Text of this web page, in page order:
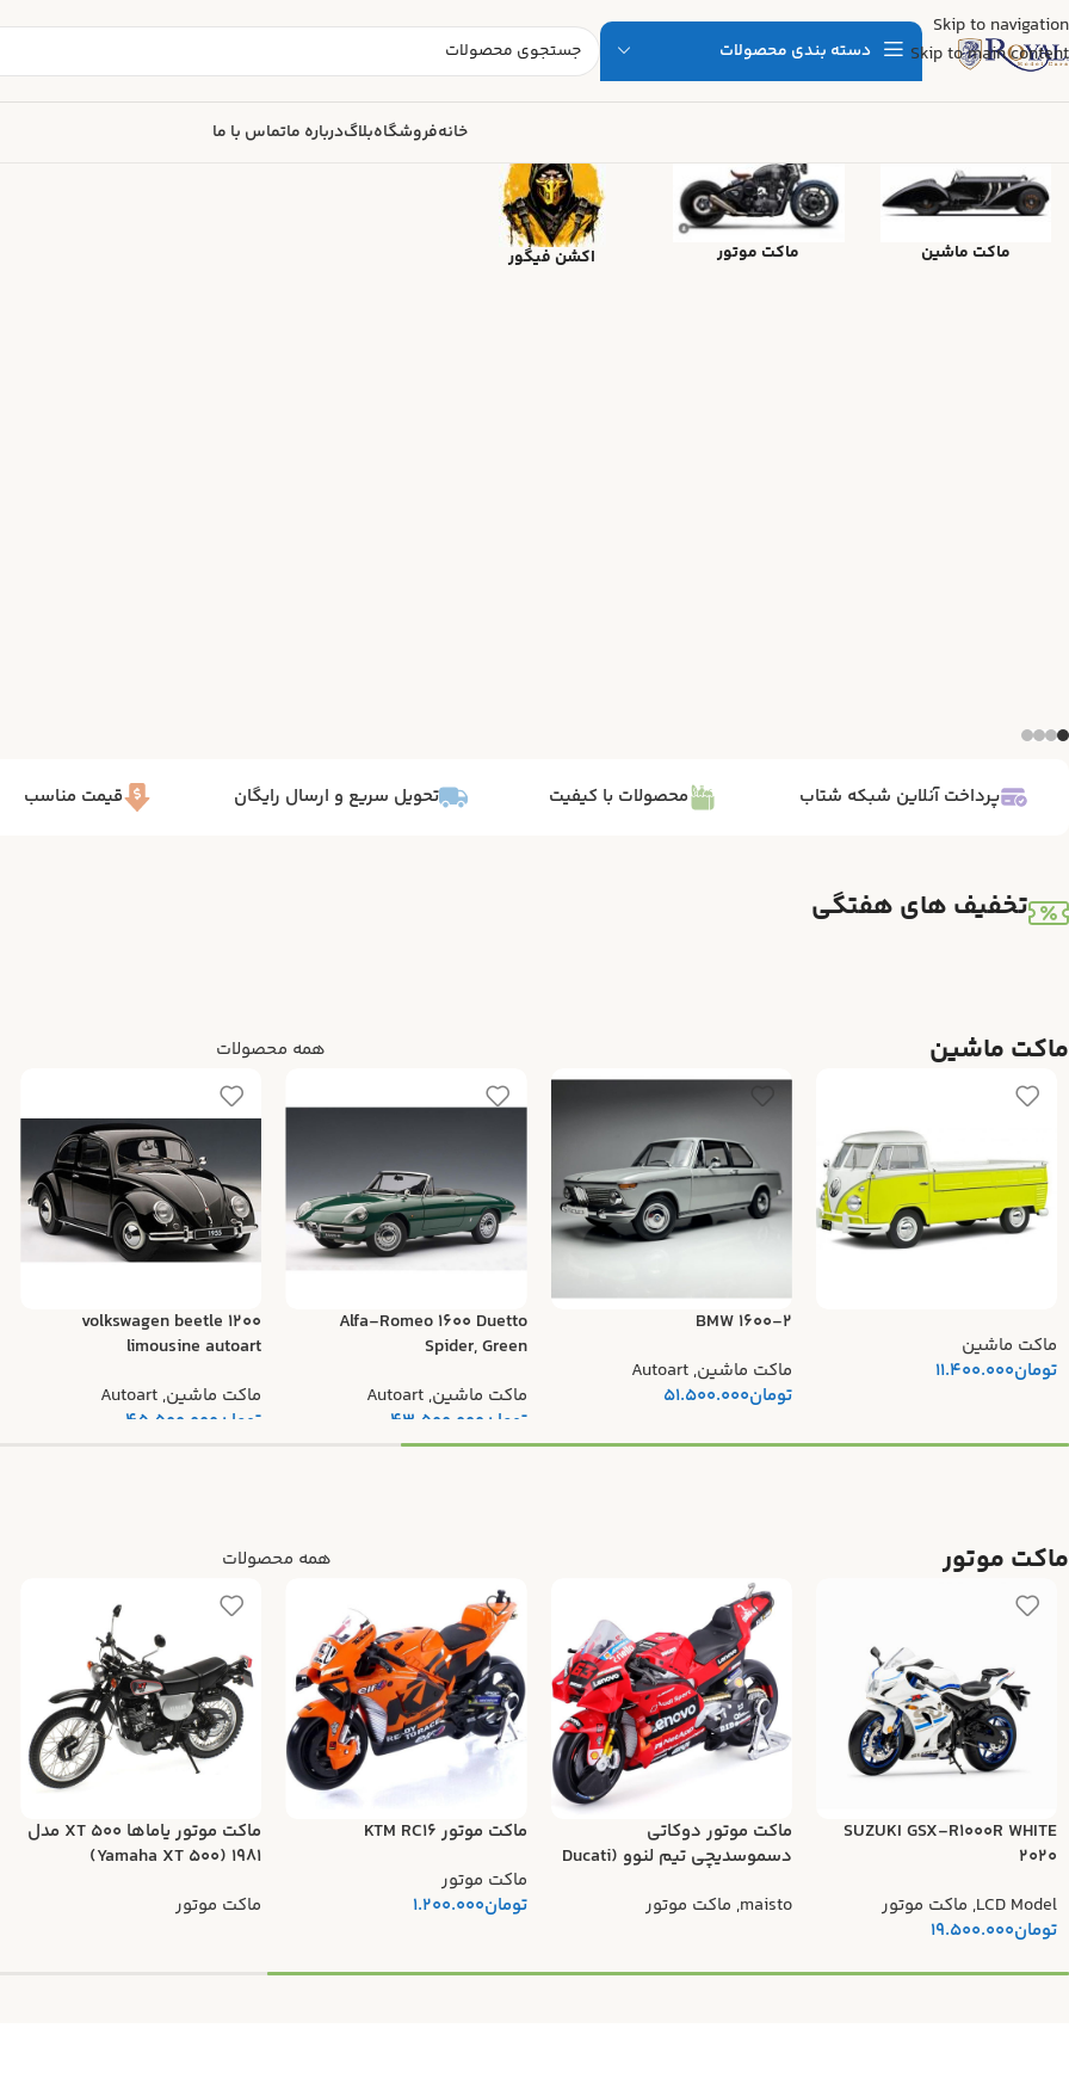
Skip to navigation
Skip to main content
دسته بندی محصولات
خانهفروشگاهبلاگدرباره ماتماس با ما
ماکت ماشین ماکت موتور اکشن فیگور
قیمت مناسب تحویل سریع و ارسال رایگان محصولات با کیفیت پرداخت آنلاین شبکه شتاب
تخفیف های هفتگی
ماکت ماشین همه محصولات
ماکت ماشین
تومان11.400.000
BMW 1600-2
ماکت ماشین,
Autoart
تومان51.500.000
Alfa-Romeo 1600 Duetto
Spider, Green
ماکت ماشین,
Autoart
تومان 43.500.000
volkswagen beetle 1200
limousine autoart
ماکت ماشین,
Autoart
تومان 45.500.000
ماکت موتور همه محصولات
SUZUKI GSX-R1000R WHITE
2020
LCD Model
, ماکت موتور
تومان19.500.000
ماکت موتور دوکاتی
دسموسدیچی تیم لنوو (Ducati
maisto
, ماکت موتور
ماکت موتور KTM RC16
ماکت موتور
تومان1.200.000
ماکت موتور یاماها XT 500 مدل
۱۹۸۱ (Yamaha XT 500)
ماکت موتور